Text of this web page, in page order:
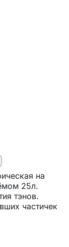
на
25л.
тэнов.
частичек